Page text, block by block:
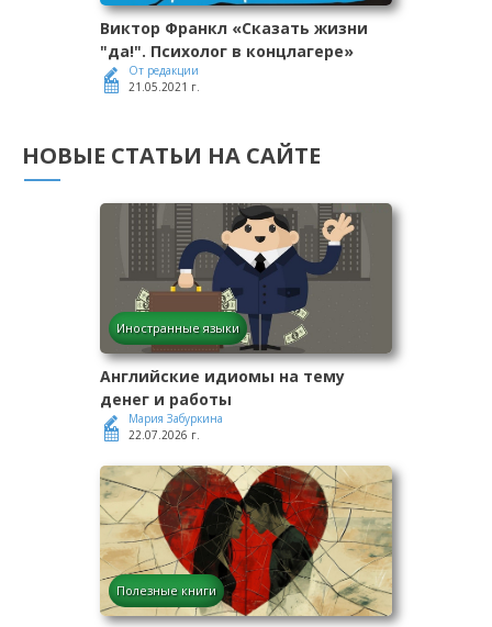
Виктор Франкл «Сказать жизни
"да!". Психолог в концлагере»
От редакции
21.05.2021 г.
НОВЫЕ СТАТЬИ НА САЙТЕ
Иностранные языки
Английские идиомы на тему
денег и работы
Мария Забуркина
22.07.2026 г.
Полезные книги